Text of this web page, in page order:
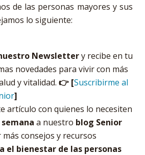
de las personas mayores y sus
lo siguiente:
Newslettery recibe en tu
novedades para vivir con más
y vitalidad. 👉 [Suscribirme al
]
artículo con quienes lo necesiten
a nuestro blog Senior
consejos y recursos
el bienestar de las personas